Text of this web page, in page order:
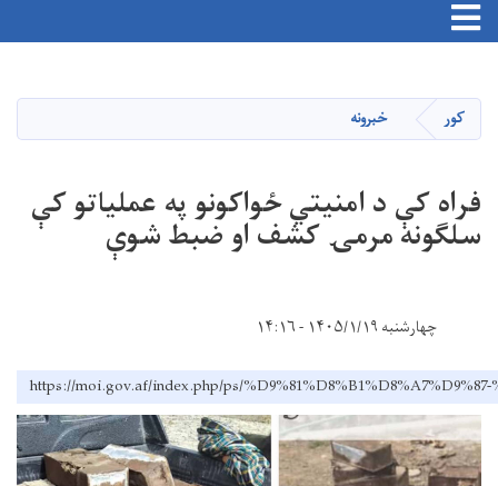
کور خبرونه
فراه کې د امنیتي ځواکونو په عملیاتو کې
سلګونه مرمۍ کشف او ضبط شوې
چهارشنبه ۱۴۰۵/۱/۱۹ - ۱۴:۱۶
https://moi.gov.af/index.php/ps/